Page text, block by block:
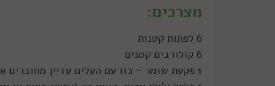
מצרכים:
6 לפתות קטנות
6 קולורבים קטנים
1 פקעת שומר – כזו עם העלים עדיין מחוברים אליה